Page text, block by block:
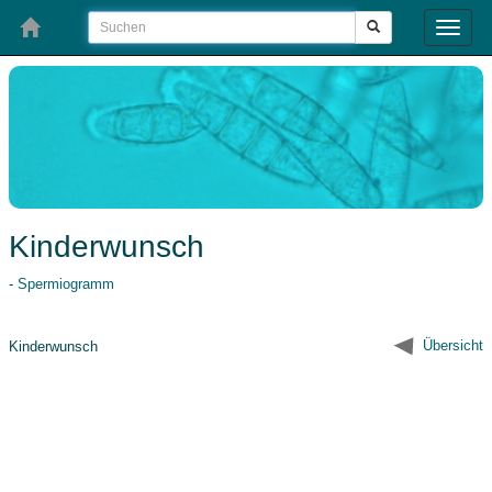
Toggle
Kinderwunsch
- Spermiogramm
Kinderwunsch Übersicht